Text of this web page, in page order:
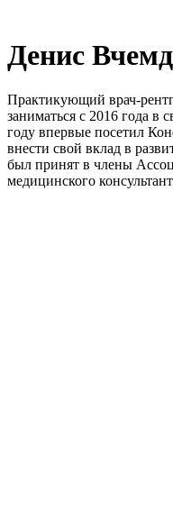
Денис
Практикующий врач-
заниматься с 2016 года в
году впервые посетил
внести свой вклад в
был принят в члены
медицинского